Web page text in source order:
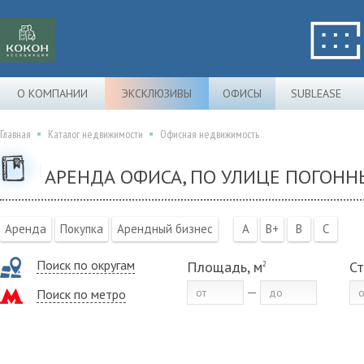
О КОМПАНИИ ЭКСКЛЮЗИВЫ ОФИСЫ SUBLEASE
Главная Каталог недвижимости Офисная недвижимость
АРЕНДА ОФИСА, ПО УЛИЦЕ
Аренда Покупка Арендный бизнес A B+ B C
Поиск по округам
Поиск по метро
Площадь, м2